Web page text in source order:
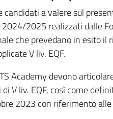
candidati a valere sul
2024/2025 realizzati dalle
che prevedano in esito il
V liv. EQF.
Academy devono
V liv. EQF, così come
2023 con riferimento